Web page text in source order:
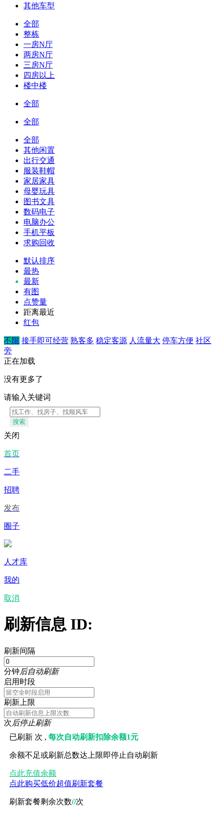
其他车型
全部
整栋
一房N厅
两房N厅
三房N厅
四房以上
楼中楼
全部
全部
全部
其他闲置
出行交通
服装鞋帽
家居家具
母婴玩具
图书文具
数码电子
电脑办公
手机平板
求购回收
默认排序
最热
最新
有图
点赞量
距离最近
红包
不限 接手即可经营 熟客多 稳定客源 人流量大 停车方便 社区
旁
正在加载
没有更多了
请输入关键词
搜索
关闭
首页
二手
招聘
发布
圈子
人才库
我的
取消
刷新信息 ID:
刷新间隔
分钟后自动刷新
启用时段
刷新上限
次后停止刷新
已刷新 次 ,每次自动刷新扣除余额1元
余额不足或刷新总数达上限即停止自动刷新
点此充值余额
点此购买低价超值刷新套餐
刷新套餐剩余次数0次